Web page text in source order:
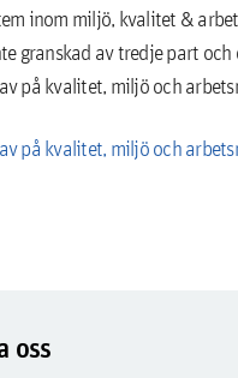
inom miljö, kvalitet &
granskad av tredje part
på kvalitet, miljö och
på kvalitet, miljö och
oss